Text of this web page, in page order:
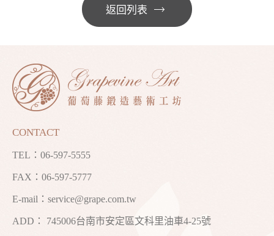
返回列表
CONTACT
TEL： 06-597-5555
FAX：06-597-5777
E-mail： service@grape.com.tw
ADD： 745006台南市安定區文科里油車4-25號